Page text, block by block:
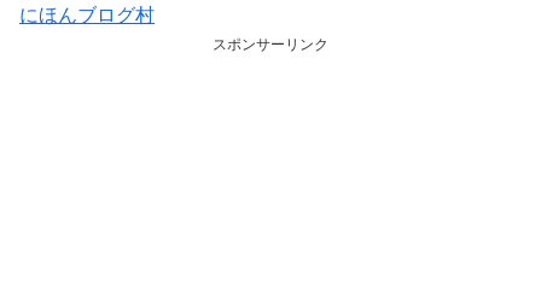
にほんブログ村
スポンサーリンク